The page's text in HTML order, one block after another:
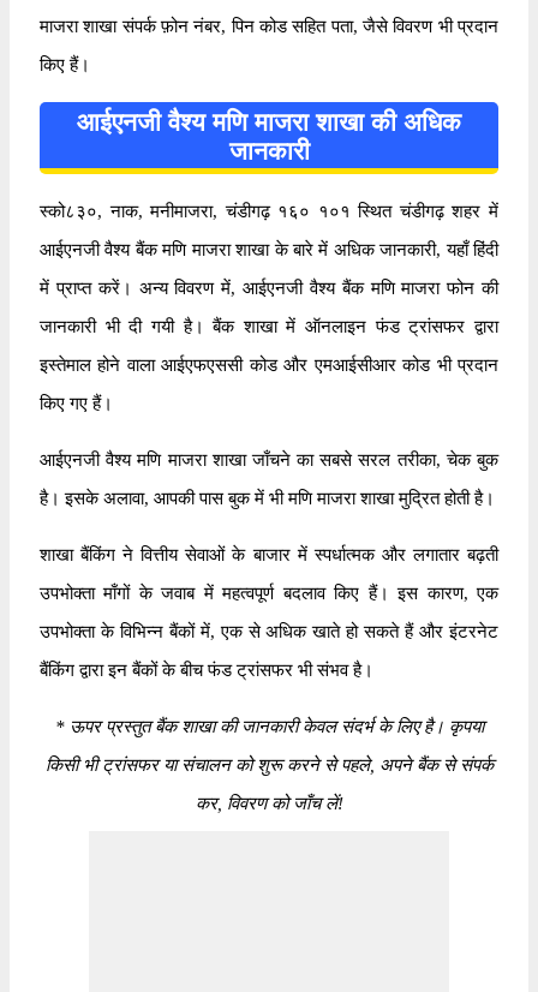
माजरा शाखा संपर्क फ़ोन नंबर, पिन कोड सहित पता, जैसे विवरण भी प्रदान
किए हैं।
आईएनजी वैश्य मणि माजरा शाखा की अधिक
जानकारी
स्को८३०, नाक, मनीमाजरा, चंडीगढ़ १६० १०१ स्थित चंडीगढ़ शहर में
आईएनजी वैश्य बैंक मणि माजरा शाखा के बारे में अधिक जानकारी, यहाँ हिंदी
में प्राप्त करें। अन्य विवरण में, आईएनजी वैश्य बैंक मणि माजरा फोन की
जानकारी भी दी गयी है। बैंक शाखा में ऑनलाइन फंड ट्रांसफर द्वारा
इस्तेमाल होने वाला आईएफएससी कोड और एमआईसीआर कोड भी प्रदान
किए गए हैं।
आईएनजी वैश्य मणि माजरा शाखा जाँचने का सबसे सरल तरीका, चेक बुक
है। इसके अलावा, आपकी पास बुक में भी मणि माजरा शाखा मुद्रित होती है।
शाखा बैंकिंग ने वित्तीय सेवाओं के बाजार में स्पर्धात्मक और लगातार बढ़ती
उपभोक्ता माँगों के जवाब में महत्वपूर्ण बदलाव किए हैं। इस कारण, एक
उपभोक्ता के विभिन्न बैंकों में, एक से अधिक खाते हो सकते हैं और इंटरनेट
बैंकिंग द्वारा इन बैंकों के बीच फंड ट्रांसफर भी संभव है।
*ऊपर प्रस्तुत बैंक शाखा की जानकारी केवल संदर्भ के लिए है। कृपया
किसी भी ट्रांसफर या संचालन को शुरू करने से पहले, अपने बैंक से संपर्क
कर, विवरण को जाँच लें!